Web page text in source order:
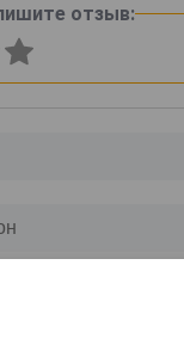
отзыв: